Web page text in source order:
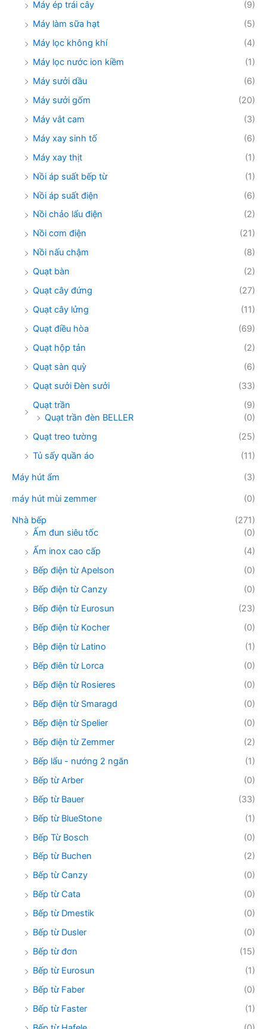
Máy ép trái cây
(9)
Máy làm sữa hạt
(5)
Máy lọc không khí
(4)
Máy lọc nước ion kiềm
(1)
Máy sưởi dầu
(6)
Máy sưởi gốm
(20)
Máy vắt cam
(3)
Máy xay sinh tố
(6)
Máy xay thịt
(1)
Nồi áp suất bếp từ
(1)
Nồi áp suất điện
(6)
Nồi chảo lẩu điện
(2)
Nồi cơm điện
(21)
Nồi nấu chậm
(8)
Quạt bàn
(2)
Quạt cây đứng
(27)
Quạt cây lửng
(11)
Quạt điều hòa
(69)
Quạt hộp tản
(2)
Quạt sàn quỳ
(6)
Quạt sưởi Đèn sưởi
(33)
Quạt trần
(9)
Quạt trần đèn BELLER
(0)
Quạt treo tường
(25)
Tủ sấy quần áo
(11)
Máy hút ẩm
(3)
máy hút mùi zemmer
(0)
Nhà bếp
(271)
Ấm đun siêu tốc
(0)
Ấm inox cao cấp
(4)
Bếp điện từ Apelson
(0)
Bếp điện từ Canzy
(0)
Bếp điện từ Eurosun
(23)
Bếp điện từ Kocher
(0)
Bêp điện từ Latino
(1)
Bếp điên từ Lorca
(0)
Bếp điện từ Rosieres
(0)
Bếp điện từ Smaragd
(0)
Bếp điện từ Spelier
(0)
Bếp điện từ Zemmer
(2)
Bếp lẩu - nướng 2 ngăn
(1)
Bếp từ Arber
(0)
Bếp từ Bauer
(33)
Bếp từ BlueStone
(1)
Bếp Từ Bosch
(0)
Bếp từ Buchen
(2)
Bếp từ Canzy
(0)
Bếp từ Cata
(0)
Bếp từ Dmestik
(0)
Bếp từ Dusler
(0)
Bếp từ đơn
(15)
Bếp từ Eurosun
(1)
Bếp từ Faber
(0)
Bếp từ Faster
(1)